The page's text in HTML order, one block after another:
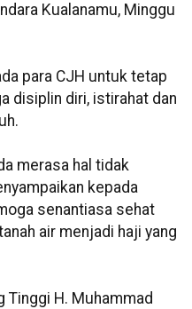
Kualanamu, Minggu
para CJH untuk tetap
disiplin diri, istirahat dan
merasa hal tidak
kepada
senantiasa sehat
air menjadi haji yang
Tinggi H. Muhammad